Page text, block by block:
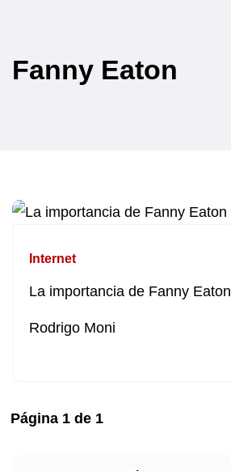
Fanny Eaton
Internet
La importancia de Fanny Eaton
Rodrigo Moni
Página 1 de 1